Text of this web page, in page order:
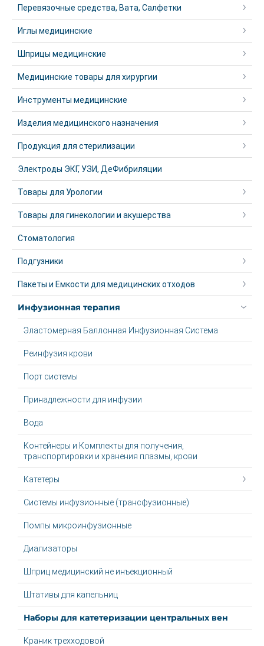
Перевязочные средства, Вата, Салфетки
Иглы медицинские
Шприцы медицинские
Медицинские товары для хирургии
Инструменты медицинские
Изделия медицинского назначения
Продукция для стерилизации
Электроды ЭКГ, УЗИ, ДеФибриляции
Товары для Урологии
Товары для гинекологии и акушерства
Стоматология
Подгузники
Пакеты и Емкости для медицинских отходов
Инфузионная терапия
Эластомерная Баллонная Инфузионная Система
Реинфузия крови
Порт системы
Принадлежности для инфузии
Вода
Контейнеры и Комплекты для получения,
транспортировки и хранения плазмы, крови
Катетеры
Системы инфузионные (трансфузионные)
Помпы микроинфузионные
Диализаторы
Шприц медицинский не инъекционный
Штативы для капельниц
Наборы для катетеризации центральных вен
Краник трехходовой